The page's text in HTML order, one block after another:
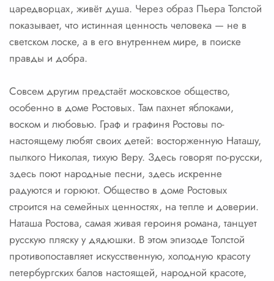
царедворцах, живёт душа. Через образ Пьера Толстой
показывает, что истинная ценность человека — не в
светском лоске, а в его внутреннем мире, в поиске
правды и добра.
Совсем другим предстаёт московское общество,
особенно в доме Ростовых. Там пахнет яблоками,
воском и любовью. Граф и графиня Ростовы по-
настоящему любят своих детей: восторженную Наташу,
пылкого Николая, тихую Веру. Здесь говорят по-русски,
здесь поют народные песни, здесь искренне
радуются и горюют. Общество в доме Ростовых
строится на семейных ценностях, на тепле и доверии.
Наташа Ростова, самая живая героиня романа, танцует
русскую пляску у дядюшки. В этом эпизоде Толстой
противопоставляет искусственную, холодную красоту
петербургских балов настоящей, народной красоте,